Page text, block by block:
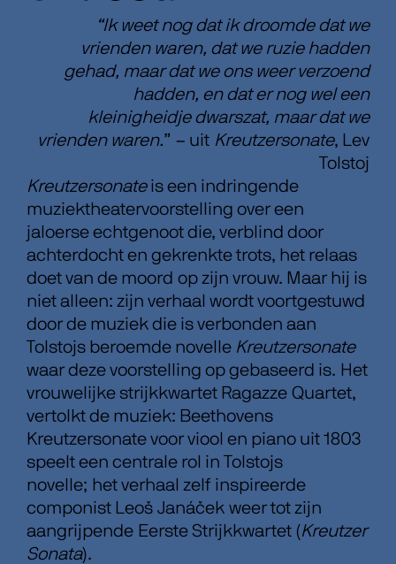
“Ik weet nog dat ik droomde dat we
vrienden waren, dat we ruzie hadden
gehad, maar dat we ons weer verzoend
hadden, en dat er nog wel een
kleinigheidje dwarszat, maar dat we
vrienden waren.” – uit Kreutzersonate, Lev
Tolstoj
Kreutzersonate is een indringende
muziektheatervoorstelling over een
jaloerse echtgenoot die, verblind door
achterdocht en gekrenkte trots, het relaas
doet van de moord op zijn vrouw. Maar hij is
niet alleen: zijn verhaal wordt voortgestuwd
door de muziek die is verbonden aan
Tolstojs beroemde novelle Kreutzersonate
waar deze voorstelling op gebaseerd is. Het
vrouwelijke strijkkwartet Ragazze Quartet,
vertolkt de muziek: Beethovens
Kreutzersonate voor viool en piano uit 1803
speelt een centrale rol in Tolstojs
novelle; het verhaal zelf inspireerde
componist Leoš Janáček weer tot zijn
aangrijpende Eerste Strijkkwartet (Kreutzer
Sonata).